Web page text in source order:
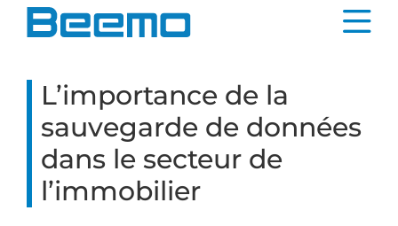
principal
L’importance de la
sauvegarde de données
dans le secteur de
l’immobilier